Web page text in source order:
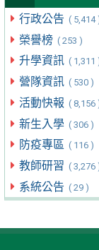
行政公告 ( 5,414
榮譽榜 ( 253 )
升學資訊 ( 1,311
營隊資訊 ( 530 )
活動快報 ( 8,156
新生入學 ( 306 )
防疫專區 ( 116 )
教師研習 ( 3,276
系統公告 ( 29 )